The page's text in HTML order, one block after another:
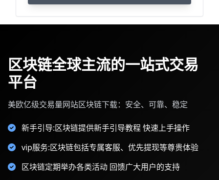
区块链全球主流的一站式交易
平台
美欧亿级交易量网站区块链下载：安全、可靠、稳定
新手引导:区块链提供新手引导教程 快速上手操作
vip服务:区块链包括专属客服、优先提现等尊贵体验
区块链定期举办各类活动 回馈广大用户的支持